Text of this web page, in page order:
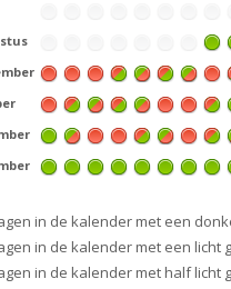
in de kalender met een
in de kalender met een licht
in de kalender met half